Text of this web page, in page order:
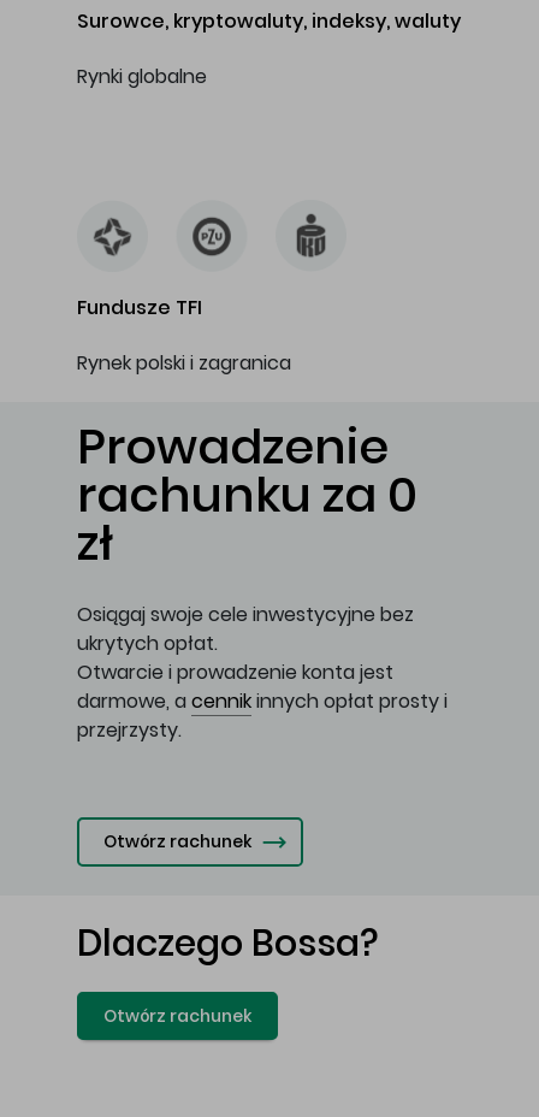
Surowce, kryptowaluty, indeksy, waluty
Rynki globalne
Fundusze TFI
Rynek polski i zagranica
Prowadzenie
rachunku za 0
zł
Osiągaj swoje cele inwestycyjne bez
ukrytych opłat.
Otwarcie i prowadzenie konta jest
darmowe, a cennikinnych opłat prosty i
przejrzysty.
Otwórz rachunek
Dlaczego Bossa?
Otwórz rachunek